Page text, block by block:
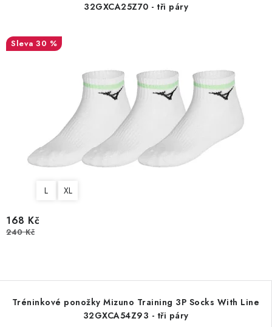
32GXCA25Z70 - tři páry
30 %
L XL
168 Kč
240 Kč
Tréninkové ponožky Mizuno Training 3P Socks With Line
32GXCA54Z93 - tři páry